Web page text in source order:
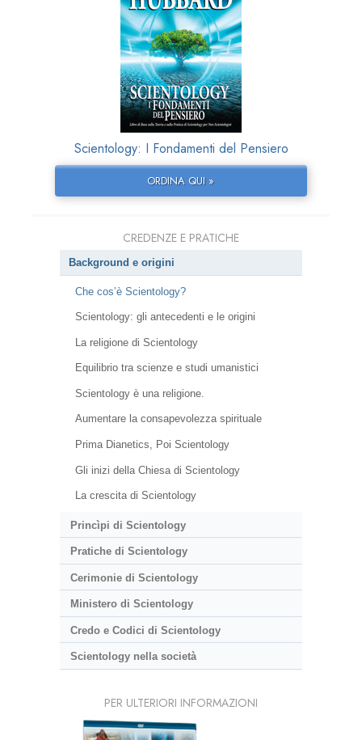
Scientology: I Fondamenti del Pensiero
ORDINA QUI »
CREDENZE E PRATICHE
Background e origini
Che cos’è Scientology?
Scientology: gli antecedenti e le origini
La religione di Scientology
Equilibrio tra scienze e studi umanistici
Scientology è una religione.
Aumentare la consapevolezza spirituale
Prima Dianetics, Poi Scientology
Gli inizi della Chiesa di Scientology
La crescita di Scientology
Princìpi di Scientology
Pratiche di Scientology
Cerimonie di Scientology
Ministero di Scientology
Credo e Codici di Scientology
Scientology nella società
PER ULTERIORI INFORMAZIONI